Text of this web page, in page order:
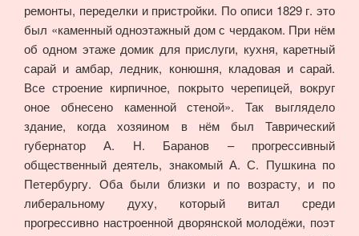
ремонты, переделки и пристройки. По описи 1829 г. это
был «каменный одноэтажный дом с чердаком. При нём
об одном этаже домик для прислуги, кухня, каретный
сарай и амбар, ледник, конюшня, кладовая и сарай.
Все строение кирпичное, покрыто черепицей, вокруг
оное обнесено каменной стеной». Так выглядело
здание, когда хозяином в нём был Таврический
губернатор А. Н. Баранов – прогрессивный
общественный деятель, знакомый А. С. Пушкина по
Петербургу. Оба были близки и по возрасту, и по
либеральному духу, который витал среди
прогрессивно настроенной дворянской молодёжи, поэт